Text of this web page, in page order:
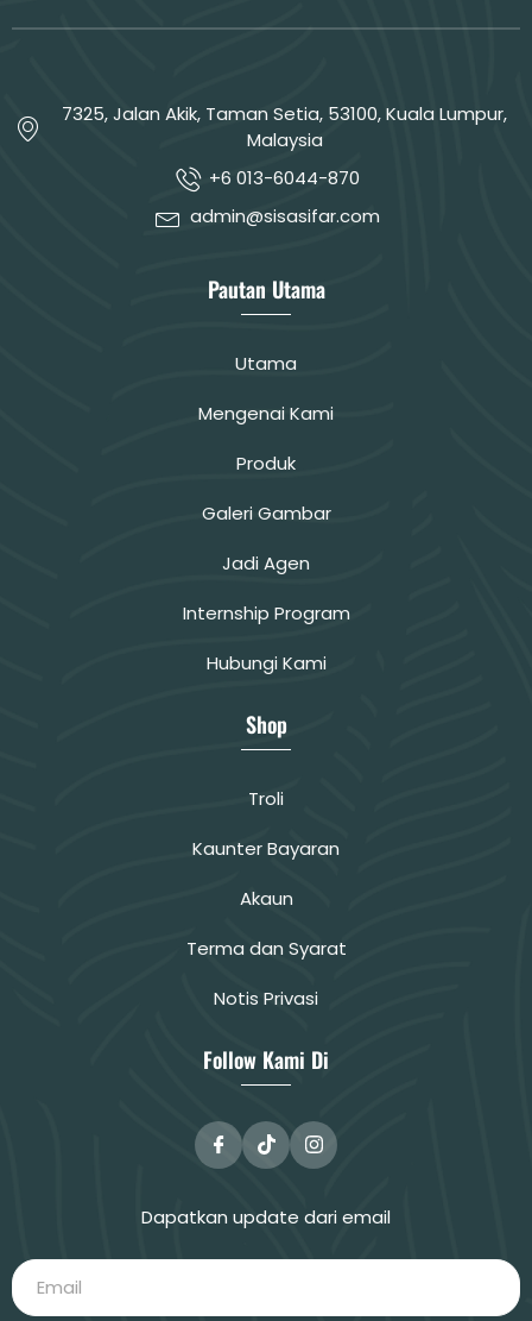
7325, Jalan Akik, Taman Setia, 53100, Kuala Lumpur,
Malaysia
+6 013-6044-870
admin@sisasifar.com
Pautan Utama
Utama
Mengenai Kami
Produk
Galeri Gambar
Jadi Agen
Internship Program
Hubungi Kami
Shop
Troli
Kaunter Bayaran
Akaun
Terma dan Syarat
Notis Privasi
Follow Kami Di
Dapatkan update dari email